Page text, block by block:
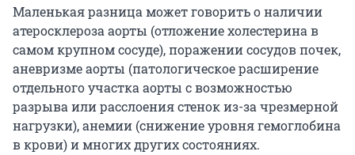
Маленькая разница может говорить о наличии
атеросклероза аорты (отложение холестерина в
самом крупном сосуде), поражении сосудов почек,
аневризме аорты (патологическое расширение
отдельного участка аорты с возможностью
разрыва или расслоения стенок из-за чрезмерной
нагрузки), анемии (снижение уровня гемоглобина
в крови) и многих других состояниях.